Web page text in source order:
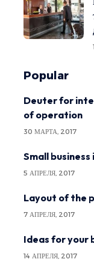
Popular
Deuter for
of operation
30 МАРТА, 2017
Small
5 АПРЕЛЯ, 2017
Layout of the
7 АПРЕЛЯ, 2017
Ideas for your
14 АПРЕЛЯ, 2017